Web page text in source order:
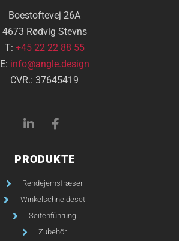
Boestoftevej 26A
4673 Rødvig Stevns
T: +45 22 22 88 55
E: info@angle.design
CVR.: 37645419
PRODUKTE
Rendejernsfræser
Winkelschneideset
Seitenführung
Zubehör